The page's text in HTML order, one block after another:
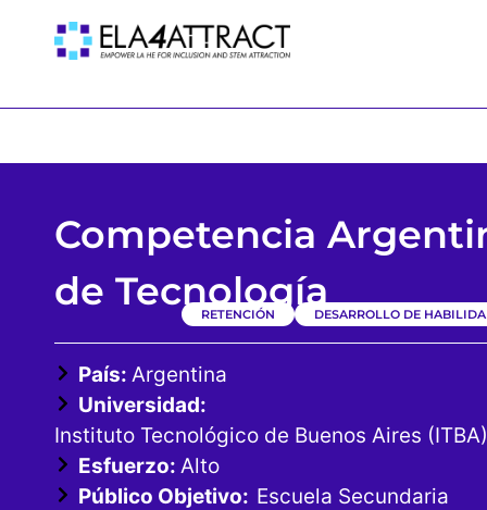
Competencia
de TecnologíaDESARROLLO DE
RETENCIÓN
País: Argentina
Universidad:
Instituto Tecnológico de Buenos Aires (ITBA)
Esfuerzo: Alto
Público Objetivo: Escuela Secundaria